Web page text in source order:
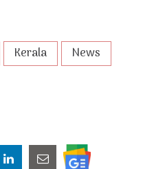
Kerala
News